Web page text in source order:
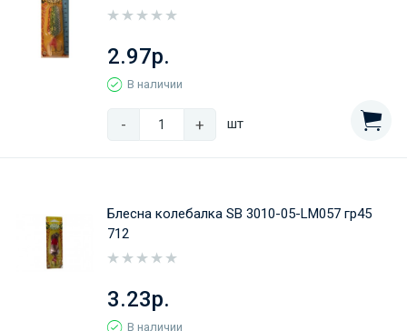
2.97р.
В наличии
- + шт
Блесна колебалка SB 3010-05-LM057 гр45
712
3.23р.
В наличии